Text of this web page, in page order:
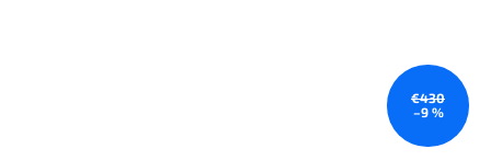
€430
–9 %